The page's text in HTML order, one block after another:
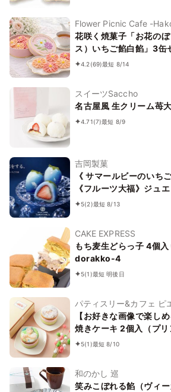
Flower Picnic Cafe -
花咲く焼菓子「お花の
ス）いちご餡白餡」3缶
ナル紙袋を3枚
4.2(69)最短 8/14
スイーツSaccho
名古屋風 生クリーム苺
4.71(7)最短 8/9
吉岡製菓
《 サマールビーのいち
《フルーツ大福》ジュ
《ルビーのいちご》
5(2)最短 8/13
CAKE EXPRESS
もち麦生どらっ子 4個
dorakko-4
5(1)最短 明後日
パティスリー&カフェ ピ
【お好きな画像で楽し
焼きケーキ 2個入（プリ
クッキー付）
5(1)最短 8/10
和のかし 巡
笑みこぼれる餡（ヴィ